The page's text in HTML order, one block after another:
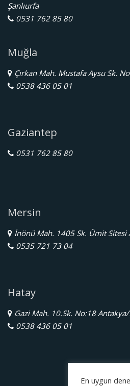
Şanlıurfa
0531 762 85 80
Muğla
Çırkan Mah. Mustafa Aysu Sk.
0538 436 05 01
Gaziantep
0531 762 85 80
Mersin
İnönü Mah. 1405 Sk. Ümit
0535 721 73 04
Hatay
Gazi Mah. 10.Sk. No:18
0538 436 05 01
En uygun